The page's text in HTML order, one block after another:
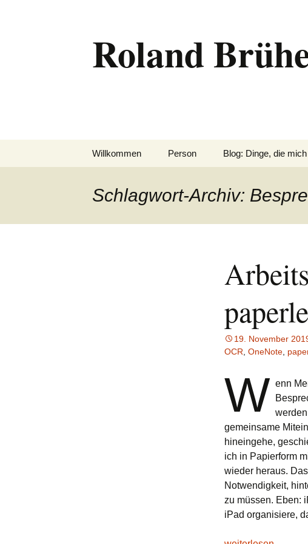
Roland
Willkommen Person Blog: Dinge, die
Schlagwort-Archiv:
19. November
OCR OneNote
W enn
gemeinsame
hineingehe,
ich in Papierform
wieder heraus.
Notwendigkeit,
zu müssen. Eben:
iPad organisiere,